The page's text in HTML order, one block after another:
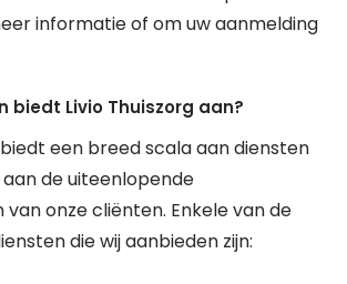
informatie of om uw aanmelding
biedt Livio Thuiszorg aan?
biedt een breed scala aan diensten
de uiteenlopende
onze cliënten. Enkele van de
die wij aanbieden zijn: